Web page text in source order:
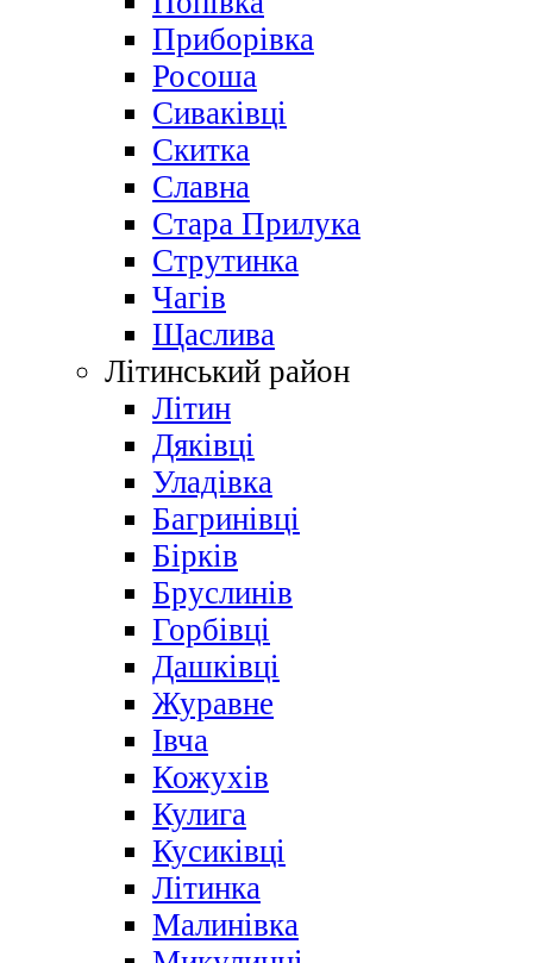
Приборівка
Росоша
Сиваківці
Скитка
Славна
Стара Прилука
Струтинка
Чагів
Щаслива
Літинський район
Літин
Дяківці
Уладівка
Багринівці
Бірків
Бруслинів
Горбівці
Дашківці
Журавне
Івча
Кожухів
Кулига
Кусиківці
Літинка
Малинівка